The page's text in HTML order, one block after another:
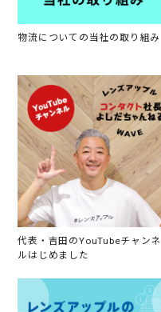
物流についての当社の取り組み
代表・吉田のYouTubeチャンネ
ルはじめました